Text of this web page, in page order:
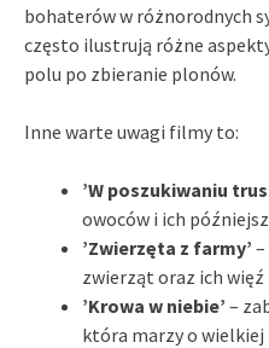
bohaterów w różnorodnych
często ilustrują różne
polu po zbieranie plonów.
Inne warte uwagi filmy to:
’W poszukiwaniu
owoców i ich
’Zwierzęta z farmy’
zwierząt oraz ich więź
’Krowa w niebie’ –
która marzy o wielkiej